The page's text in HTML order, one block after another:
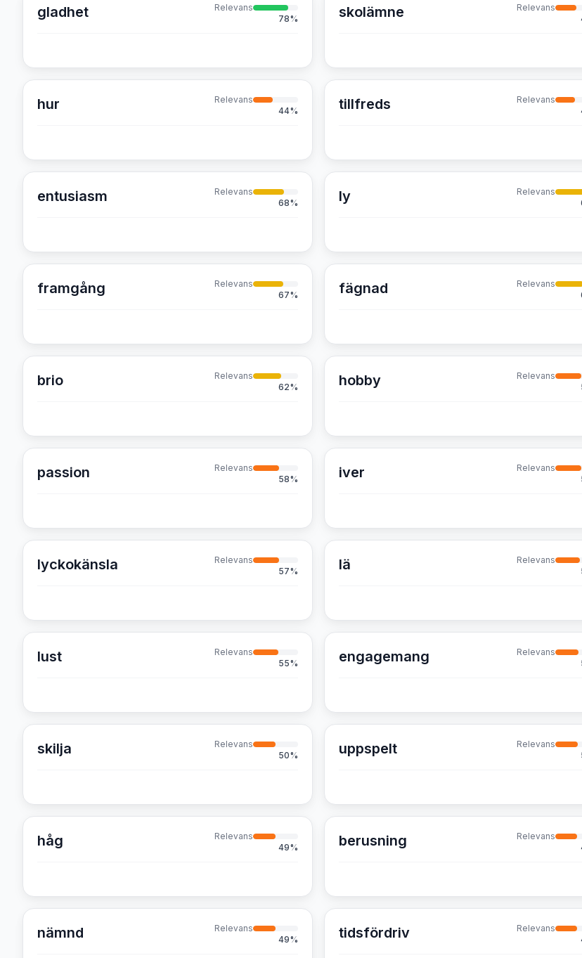
gladhet
Relevans
78% skolämne
Relevans
hur
Relevans
44% tillfreds
Relevans
entusiasm
Relevans
68% ly
Relevans
framgång
Relevans
67% fägnad
Relevans
brio
Relevans
62% hobby
Relevans
passion
Relevans
58% iver
Relevans
lyckokänsla
Relevans
57% lä
Relevans
lust
Relevans
55% engagemang
Relevans
skilja
Relevans
50% uppspelt
Relevans
håg
Relevans
49% berusning
Relevans
nämnd
Relevans
49% tidsfördriv
Relevans